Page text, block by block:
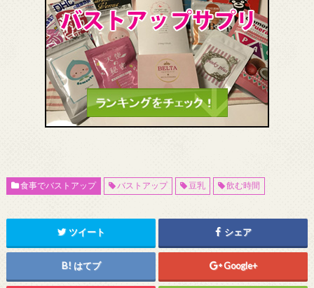
食事でバストアップ バストアップ 豆乳 飲む時間
ツイート シェア
はてブ Google+